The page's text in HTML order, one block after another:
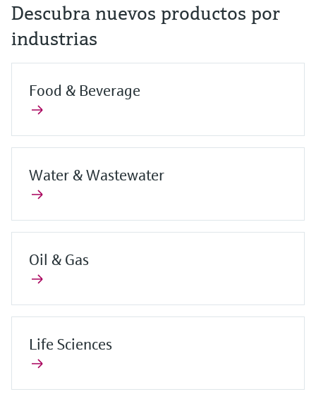
Descubra nuevos productos por
industrias
Food & Beverage
Water & Wastewater
Oil & Gas
Life Sciences